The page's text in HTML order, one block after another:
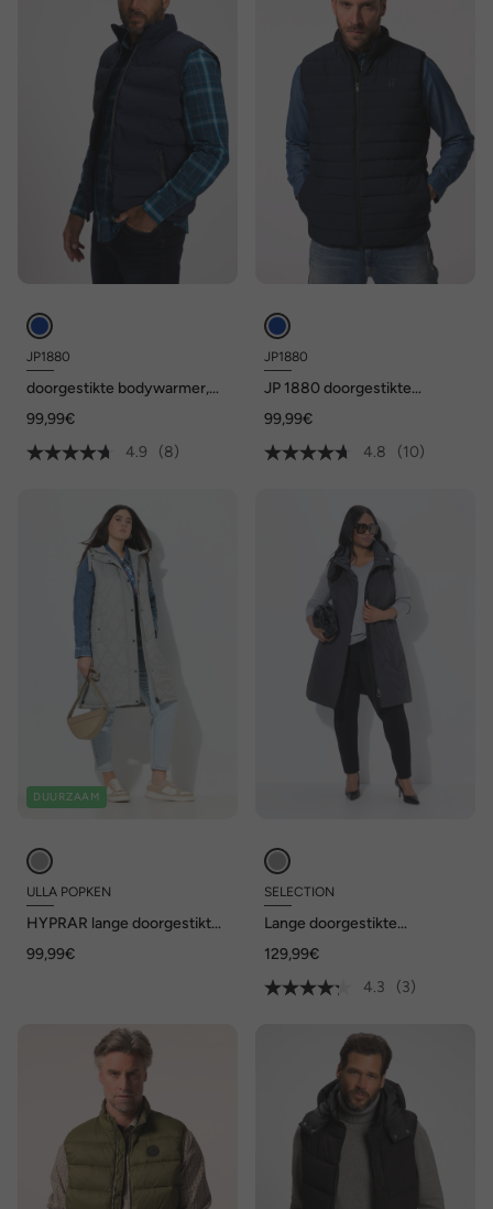
JP1880
doorgestikte bodywarmer,
rits, tot 8XL
99,99€
4.9
(8)
JP1880
JP 1880 doorgestikte
opstaande kraag, tot 8XL
99,99€
4.8
(10)
DUURZAAM
ULLA POPKEN
HYPRAR lange doorgestikte
waterafstotend,
99,99€
SELECTION
Lange doorgestikte
opstaande kraag, drukknopen
129,99€
4.3
(3)